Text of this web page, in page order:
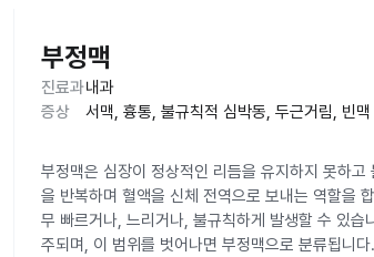
부정맥
진료과내과
증상
서맥, 흉통, 불규칙적 심박동, 두근거림, 빈맥
부정맥은 심장이 정상적인 리듬을 유지하지 못하
을 반복하며 혈액을 신체 전역으로 보내는 역할을
무 빠르거나, 느리거나, 불규칙하게 발생할 수 있
주되며, 이 범위를 벗어나면 부정맥으로 분류됩니